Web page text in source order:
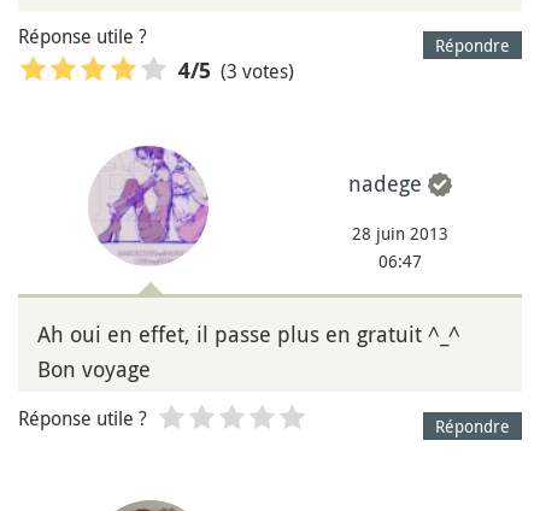
Répondre
Réponse utile ?
4/5 (3 votes)
nadege
28 juin 2013
06:47
Ah oui en effet, il passe plus en gratuit ^_^
Bon voyage
Répondre
Réponse utile ?